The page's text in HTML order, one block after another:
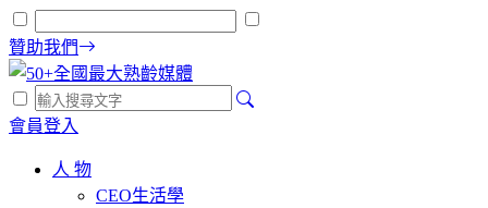
贊助我們
會員登入
人 物
CEO生活學